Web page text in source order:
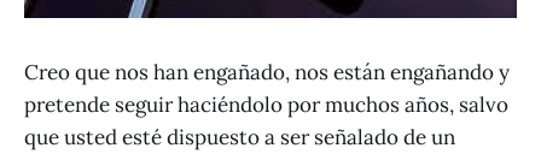
Creo que nos han engañado, nos están engañando y
pretende seguir haciéndolo por muchos años, salvo
que usted esté dispuesto a ser señalado de un